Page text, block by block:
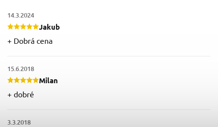
Jakub
14.3.2024
+ Dobrá cena
Milan
15.6.2018
+ dobré
3.3.2018